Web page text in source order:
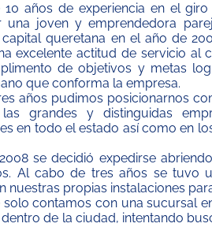
años de experiencia en el
joven y emprendedora
queretana en el año de
excelente actitud de servicio al
de objetivos y metas
que conforma la empresa.
años pudimos posicionarnos
grandes y distinguidas
en todo el estado así como en
se decidió expedirse
Al cabo de tres años se tuvo
nuestras propias instalaciones
contamos con una sucursal
de la ciudad, intentando